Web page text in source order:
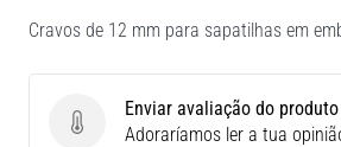
Cravos de 12 mm para sapatilhas em
Enviar avaliação do produto
Enviar avaliação do produto
Adoraríamos ler a tua